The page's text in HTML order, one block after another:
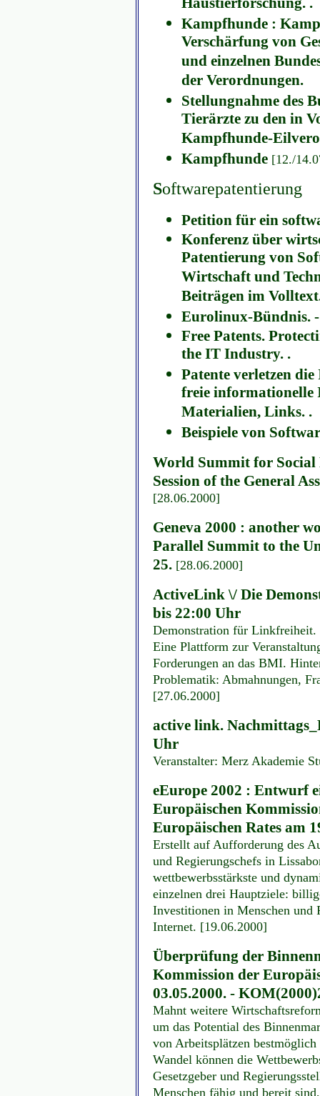
Kampfhunde :
Verschärfung von
und einzelnen
der Verordnungen.
Stellungnahme des
Tierärzte zu den in
Kampfhunde-
Kampfhunde [12./
Softwarepatentierung
Petition für ein
Konferenz über
Patentierung von
Wirtschaft und
Beiträgen im
Eurolinux-Bündnis. -
Free Patents.
the IT Industry. .
Patente verletzen
freie
Materialien, Links. .
Beispiele von
World Summit for Social
Session of the General
[28.06.2000]
Geneva 2000 : another
Parallel Summit to the
25. [28.06.2000]
ActiveLink \/ Die
bis 22:00 Uhr
Demonstration für Linkfreiheit.
Eine Plattform zur
Forderungen an das BMI.
Problematik: Abmahnungen,
[27.06.2000]
active link.
Uhr
Veranstalter: Merz Akademie
eEurope 2002 : Entwurf
Europäischen
Europäischen Rates am
Erstellt auf Aufforderung des
und Regierungschefs in
wettbewerbsstärkste und
einzelnen drei Hauptziele:
Investitionen in Menschen und
Internet. [19.06.2000]
Überprüfung der
Kommission der
03.05.2000. -
Mahnt weitere
um das Potential des
von Arbeitsplätzen
Wandel können die
Gesetzgeber und
Menschen fähig und bereit